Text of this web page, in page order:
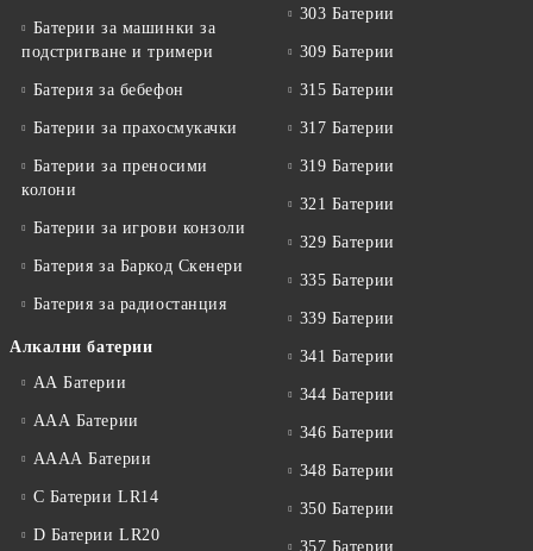
Батерии за машинки за
подстригване и тримери
Батерия за бебефон
Батерии за прахосмукачки
Батерии за преносими
колони
Батерии за игрови конзоли
Батерия за Баркод Скенери
Батерия за радиостанция
Алкални батерии
АА Батерии
ААА Батерии
АААА Батерии
C Батерии LR14
D Батерии LR20
303 Батерии
309 Батерии
315 Батерии
317 Батерии
319 Батерии
321 Батерии
329 Батерии
335 Батерии
339 Батерии
341 Батерии
344 Батерии
346 Батерии
348 Батерии
350 Батерии
357 Батерии